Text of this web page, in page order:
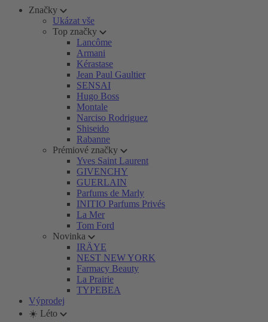
Značky
Ukázat vše
Top značky
Lancôme
Armani
Kérastase
Jean Paul Gaultier
SENSAI
Hugo Boss
Montale
Narciso Rodriguez
Shiseido
Rabanne
Prémiové značky
Yves Saint Laurent
GIVENCHY
GUERLAIN
Parfums de Marly
INITIO Parfums Privés
La Mer
Tom Ford
Novinka
IRÄYE
NEST NEW YORK
Farmacy Beauty
La Prairie
TYPEBEA
Výprodej
☀️ Léto